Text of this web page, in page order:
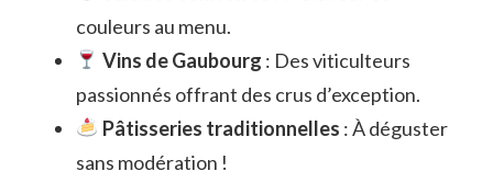
couleurs au menu.
Vins de Gaubourg : Des viticulteurs
passionnés offrant des crus d’exception.
Pâtisseries traditionnelles : À déguster
sans modération !